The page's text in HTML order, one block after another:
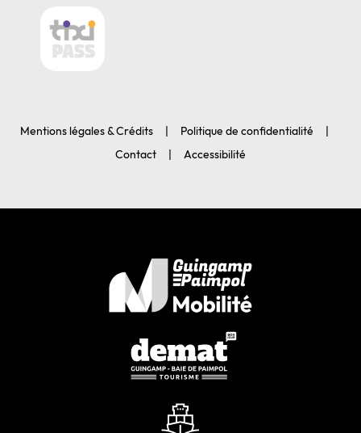
Mentions légales & Crédits
Politique de confidentialité
Contact
Accessibilité